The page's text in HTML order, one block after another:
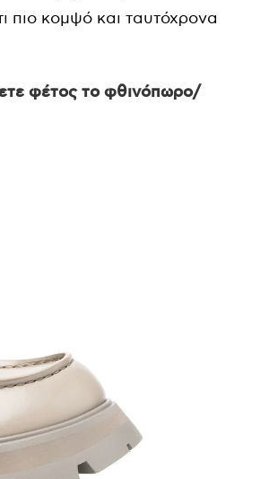
πιο κομψό και ταυτόχρονα
φέτος το φθινόπωρο/